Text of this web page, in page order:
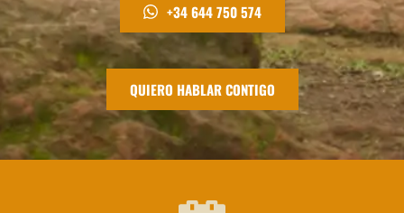
+34 644 750 574
QUIERO HABLAR CONTIGO